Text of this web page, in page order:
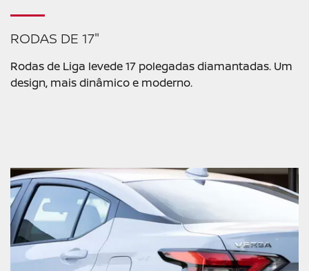
RODAS DE 17"
Rodas de Liga levede 17 polegadas diamantadas. Um
design, mais dinâmico e moderno.